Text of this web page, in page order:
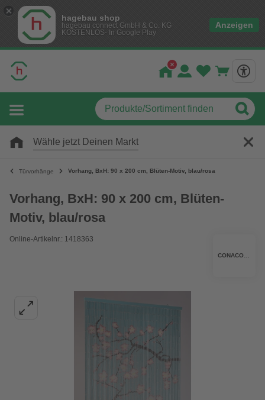
hagebau shop
hagebau connect GmbH & Co. KG
KOSTENLOS- In Google Play
Anzeigen
Wähle jetzt Deinen Markt
Türvorhänge Vorhang, BxH: 90 x 200 cm, Blüten-Motiv, blau/rosa
Vorhang, BxH: 90 x 200 cm, Blüten-
Motiv, blau/rosa
Online-Artikelnr.: 1418363